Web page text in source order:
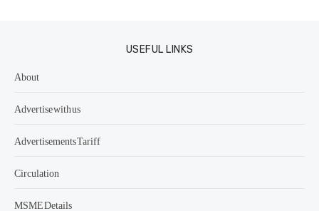
USEFUL LINKS
About
Advertise with us
Advertisements Tariff
Circulation
MSME Details